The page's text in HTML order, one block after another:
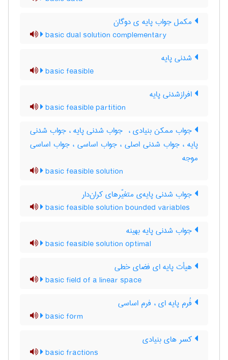
مکمل جواب پایه ی دوگان
basic dual solution complementary
شدنی پایه
basic feasible
افرازشدنی پایه
basic feasible partition
جواب ممکن بنیادی ، ‌ جواب شدنی پایه ، جواب شدنی
پایه ، جواب شدنی اصلی ، جواب اساسی ، جواب اساسی
موجه
basic feasible solution
جواب شدنی پایه‌ی متغیّرهای کران‌دار
basic feasible solution bounded variables
جواب شدنی پایه بهینه
basic feasible solution optimal
هیأت پایه ای فضای خطی
basic field of a linear space
فُرم پایه ای ، فرم اساسی
basic form
کسر های بنیادی
basic fractions